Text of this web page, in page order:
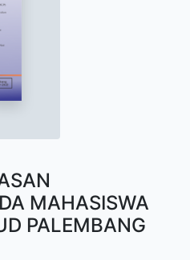
MAHASISWA
PALEMBANG